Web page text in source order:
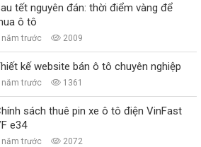
tết nguyên đán: thời điểm vàng để
ô tô
năm trước 2009
kế website bán ô tô chuyên nghiệp
năm trước 1361
sách thuê pin xe ô tô điện VinFast
e34
năm trước 2072